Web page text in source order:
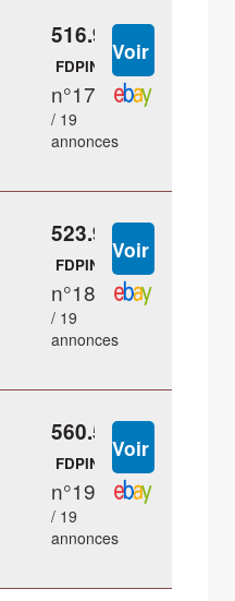
516.98 €
FDPIN
n°17
/ 19
annonces
523.95 €
FDPIN
n°18
/ 19
annonces
560.55 €
FDPIN
n°19
/ 19
annonces